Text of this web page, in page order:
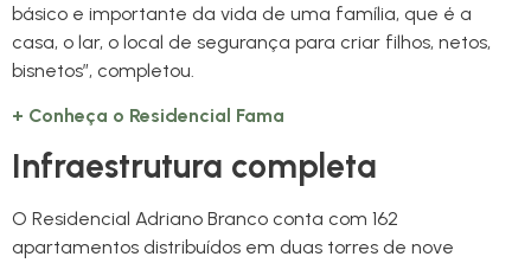
básico e importante da vida de uma família, que é a
casa, o lar, o local de segurança para criar filhos, netos,
bisnetos”, completou.
+ Conheça o Residencial Fama
Infraestrutura completa
O Residencial Adriano Branco conta com 162
apartamentos distribuídos em duas torres de nove